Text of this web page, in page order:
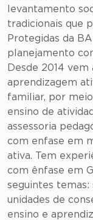
levantamento
tradicionais que
Protegidas da
planejamento
Desde 2014
aprendizagem
familiar, por
ensino de
assessoria
com enfase em
ativa. Tem
com ênfase em
seguintes temas:
unidades de
ensino e